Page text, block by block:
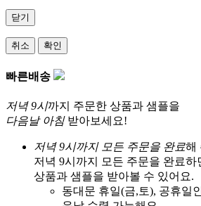
닫기
취소 확인
빠른배송
저녁 9시까지 주문한 상품과 샘플을
다음날 아침받아보세요!
저녁 9시까지 모든 주문을 완료해
저녁 9시까지 모든 주문을 완료
상품과 샘플을 받아볼 수 있어요.
동대문 휴일(금,토), 공휴일